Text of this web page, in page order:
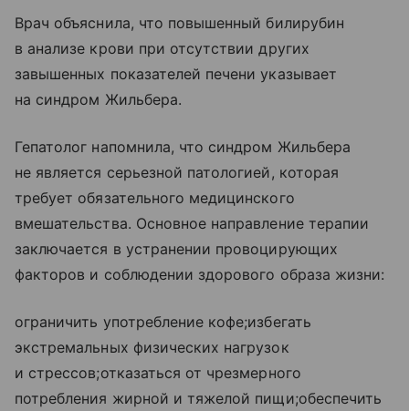
Врач объяснила, что повышенный билирубин
в анализе крови при отсутствии других
завышенных показателей печени указывает
на синдром Жильбера.
Гепатолог напомнила, что синдром Жильбера
не является серьезной патологией, которая
требует обязательного медицинского
вмешательства. Основное направление терапии
заключается в устранении провоцирующих
факторов и соблюдении здорового образа жизни:
ограничить употребление кофе;избегать
экстремальных физических нагрузок
и стрессов;отказаться от чрезмерного
потребления жирной и тяжелой пищи;обеспечить